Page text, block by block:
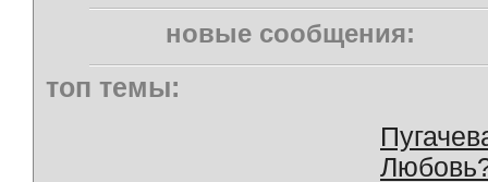
новые сообщения:
топ темы: